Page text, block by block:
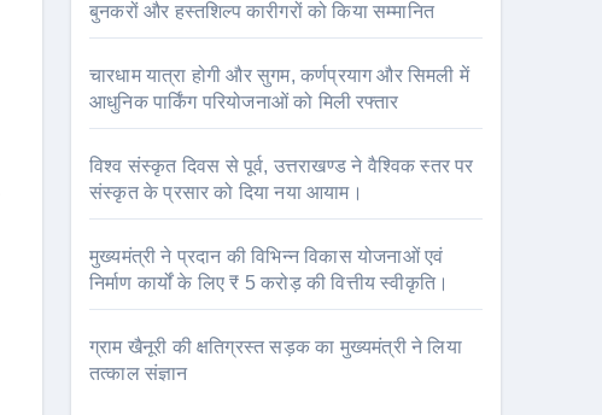
बुनकरों और हस्तशिल्प कारीगरों को किया सम्मानित
चारधाम यात्रा होगी और सुगम, कर्णप्रयाग और सिमली में
आधुनिक पार्किंग परियोजनाओं को मिली रफ्तार
विश्व संस्कृत दिवस से पूर्व, उत्तराखण्ड ने वैश्विक स्तर पर
संस्कृत के प्रसार को दिया नया आयाम।
मुख्यमंत्री ने प्रदान की विभिन्न विकास योजनाओं एवं
निर्माण कार्यों के लिए ₹ 5 करोड़ की वित्तीय स्वीकृति।
ग्राम खैनूरी की क्षतिग्रस्त सड़क का मुख्यमंत्री ने लिया
तत्काल संज्ञान